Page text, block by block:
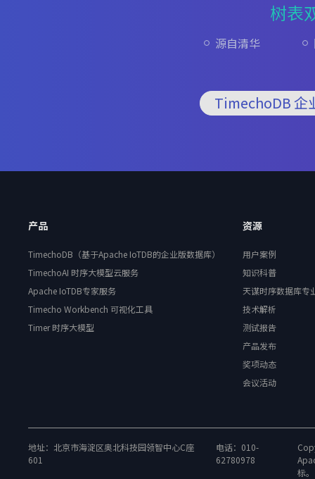
树表
源自清华
TimechoDB 企
产品
TimechoDB（基于Apache IoTDB的企业版数据库）
TimechoAI 时序大模型云服务
Apache IoTDB专家服务
Timecho Workbench 可视化工具
Timer 时序大模型
资源
用户案例
知识科普
天谋时序数据库专
技术解析
测试报告
产品发布
奖项动态
会议活动
地址：北京市海淀区奥北科技园领智中心C座
601
电话：010-
62780978
标。